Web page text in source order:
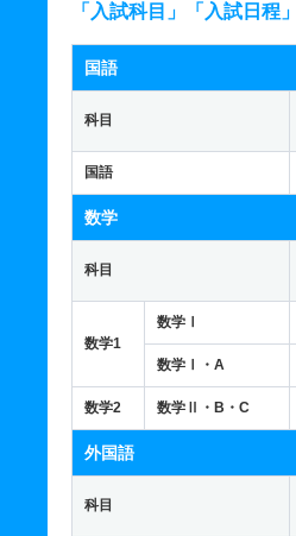
「入試科目」「入試日程
国語
科目
国語
数学
科目
数学1
数学Ⅰ
数学Ⅰ・A
数学2 数学Ⅱ・B・C
外国語
科目